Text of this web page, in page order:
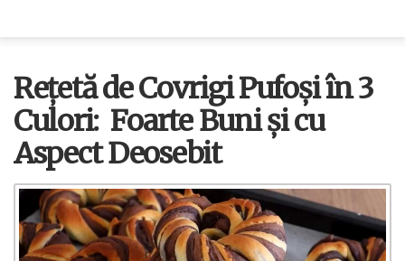
Rețetă de Covrigi Pufoși în 3
Culori: Foarte Buni și cu
Aspect Deosebit